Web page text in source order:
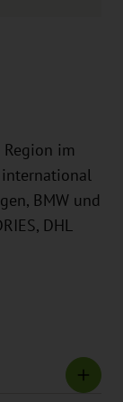
im
international
BMW und
DHL